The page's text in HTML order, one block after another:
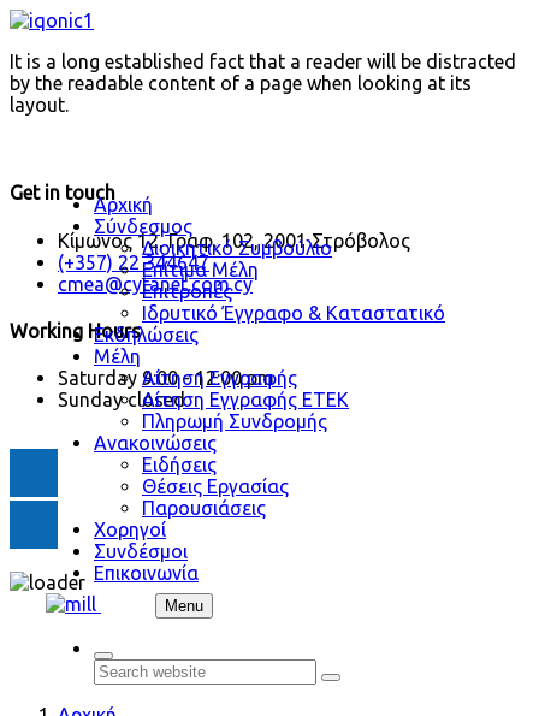
It is a long established fact that a reader will be distracted
by the readable content of a page when looking at its
layout.
Get in touch
Κίμωνος 12, Γραφ. 102, 2001 Στρόβολος
(+357) 22 344647
cmea@cytanet.com.cy
Working Hours
Saturday 9:00 - 12:00 pm
Sunday closed
Skip to content Menu
Αρχική
Σύνδεσμος
Διοικητικό Συμβούλιο
Επίτιμα Μέλη
Επιτροπές
Ιδρυτικό Έγγραφο & Καταστατικό
Εκδηλώσεις
Μέλη
Αίτηση Εγγραφής
Αίτηση Εγγραφής ΕΤΕΚ
Πληρωμή Συνδρομής
Ανακοινώσεις
Ειδήσεις
Θέσεις Εργασίας
Παρουσιάσεις
Χορηγοί
Συνδέσμοι
Επικοινωνία
Search